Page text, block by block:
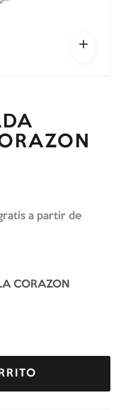
a partir de
CORAZON